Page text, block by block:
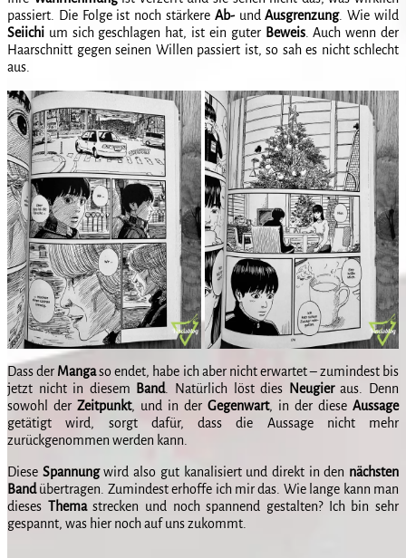
passiert. Die Folge ist noch stärkere Ab-undAusgrenzung. Wie wild
Seiichi um sich geschlagen hat, ist ein guter Beweis. Auch wenn der
Haarschnitt gegen seinen Willen passiert ist, so sah es nicht schlecht
aus.
Dass der Mangaso endet, habe ich aber nicht erwartet – zumindest bis
jetzt nicht in diesem
Band. Natürlich löst dies Neugieraus. Denn
sowohl der Zeitpunkt, und in der Gegenwart, in der diese Aussage
getätigt wird, sorgt dafür, dass die Aussage nicht mehr
zurückgenommen werden kann.
Diese Spannungwird also gut kanalisiert und direkt in den nächsten
Bandübertragen. Zumindest erhoffe ich mir das. Wie lange kann man
dieses Themastrecken und noch spannend gestalten? Ich bin sehr
gespannt, was hier noch auf uns zukommt.